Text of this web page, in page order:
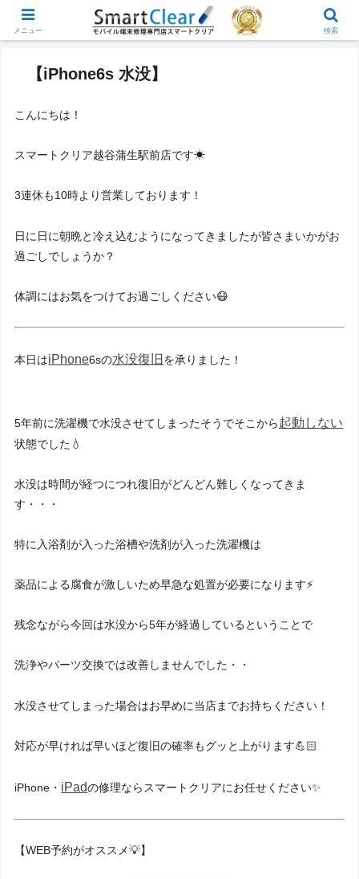
【iPhone6s 水没】
こんにちは！
スマートクリア越谷蒲生駅前店です☀
3連休も10時より営業しております！
日に日に朝晩と冷え込むようになってきましたが皆さまいかがお
過ごしでしょうか？
体調にはお気をつけてお過ごしください😷
本日はiPhone6sの水没復旧 を承りました！
5年前に洗濯機で水没させてしまったそうでそこから起動しない
状態でした💧
水没は時間が経つにつれ復旧がどんどん難しくなってきま
す・・・
特に入浴剤が入った浴槽や洗剤が入った洗濯機は
薬品による腐食が激しいため早急な処置が必要になります⚡
残念ながら今回は水没から5年が経過しているということで
洗浄やパーツ交換では改善しませんでした・・
水没させてしまった場合はお早めに当店までお持ちください！
対応が早ければ早いほど復旧の確率もグッと上がります💪🏻
iPhone・ iPadの修理ならスマートクリアにお任せください✨
【WEB予約がオススメ💡】
メニュー 検索